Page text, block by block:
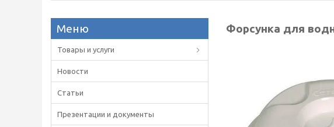
Форсунка для
Товары и услуги
Новости
Статьи
Презентации и документы